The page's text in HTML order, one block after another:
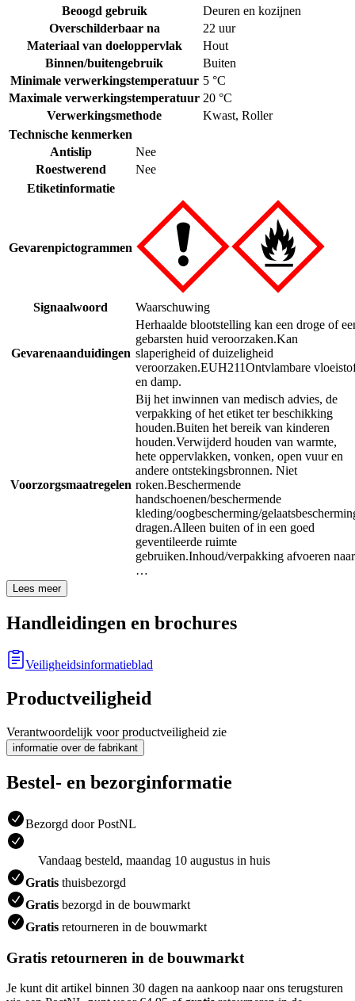
Beoogd gebruik
Deuren en kozijnen
Overschilderbaar na
22 uur
Materiaal van doeloppervlak
Hout
Binnen/buitengebruik
Buiten
Minimale verwerkingstemperatuur 5 °C
Maximale verwerkingstemperatuur 20 °C
Verwerkingsmethode
Kwast, Roller
Technische kenmerken
Antislip
Nee
Roestwerend
Nee
Etiketinformatie
Gevarenpictogrammen
Signaalwoord Waarschuwing
Gevarenaanduidingen
Herhaalde blootstelling kan een droge of
gebarsten huid veroorzaken.Kan
slaperigheid of duizeligheid
veroorzaken.EUH211Ontvlambare
en damp.
Voorzorgsmaatregelen
Bij het inwinnen van medisch advies, de
verpakking of het etiket ter beschikking
houden.Buiten het bereik van kinderen
houden.Verwijderd houden van warmte,
hete oppervlakken, vonken, open vuur en
andere ontstekingsbronnen. Niet
roken.Beschermende
handschoenen/beschermende
kleding/oogbescherming/
dragen.Alleen buiten of in een goed
geventileerde ruimte
gebruiken.Inhoud/verpakking afvoeren naar
…
Lees meer
Handleidingen en brochures
Veiligheidsinformatieblad
Productveiligheid
Verantwoordelijk voor productveiligheid zie
informatie over de fabrikant
Bestel- en bezorginformatie
Bezorgd door PostNL
Vandaag besteld, maandag 10 augustus in huis
Gratis thuisbezorgd
Gratis bezorgd in de bouwmarkt
Gratis retourneren in de bouwmarkt
Gratis retourneren in de bouwmarkt
Je kunt dit artikel binnen 30 dagen na aankoop naar ons terugsturen